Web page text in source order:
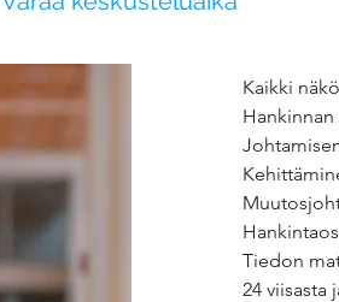
Kaikki
Hankinnan
Tiedon
24 viisasta